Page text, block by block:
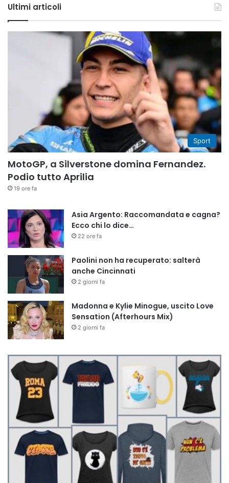
Ultimi articoli
Sport
MotoGP, a Silverstone domina Fernandez.
Podio tutto Aprilia
19 ore fa
Asia Argento: Raccomandata e cagna?
Ecco chi lo dice…
22 ore fa
Paolini non ha recuperato: salterà
anche Cincinnati
2 giorni fa
Madonna e Kylie Minogue, uscito Love
Sensation (Afterhours Mix)
2 giorni fa